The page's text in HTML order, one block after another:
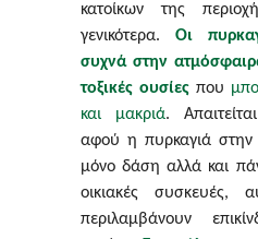
κατοίκων της
γενικότερα. Οι
συχνά στην
τοξικές ουσίες που
και μακριά.
αφού η πυρκαγιά στην
μόνο δάση αλλά και
οικιακές συσκευές,
περιλαμβάνουν